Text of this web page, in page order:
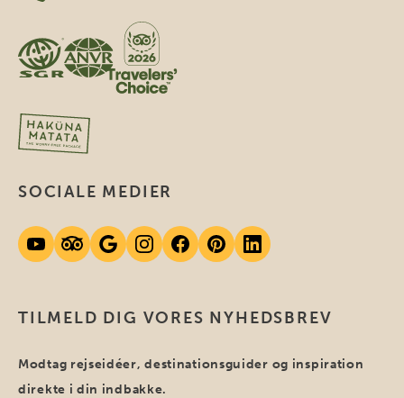
TILMELD DIG VORES NYHEDSBREV
Modtag rejseidéer, destinationsguider og inspiration
direkte i din indbakke.
SOCIALE MEDIER